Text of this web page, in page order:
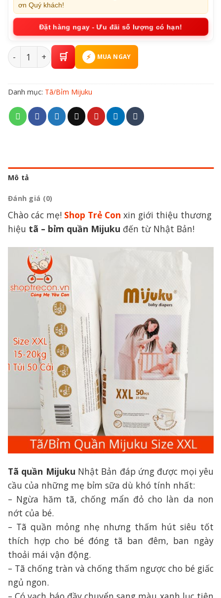
ơn Quý khách!
Đặt hàng ngay - Ưu đãi số lượng có hạn!
Tã/Bỉm Quần Mijuku Size XXL Số Lượng 100 Miếng
MUA NGAY
Danh mục: Tã/Bỉm Mijuku
Mô tả
Đánh giá (0)
Chào các mẹ! Shop Trẻ Con xin giới thiệu thương
hiệu tã – bỉm quần Mijuku đến từ Nhật Bản!
Tã quần Mijuku Nhật Bản đáp ứng được mọi yêu
cầu của những mẹ bỉm sữa dù khó tính nhất:
– Ngừa hăm tã, chống mẩn đỏ cho làn da non
nớt của bé.
– Tã quần mỏng nhẹ nhưng thấm hút siêu tốt
thích hợp cho bé đóng tã ban đêm, ban ngày
thoải mái vận động.
– Tã chống tràn và chống thấm ngược cho bé giấc
ngủ ngon.